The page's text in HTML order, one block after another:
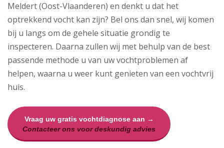
Meldert (Oost-Vlaanderen) en denkt u dat het
optrekkend vocht kan zijn? Bel ons dan snel, wij komen
bij u langs om de gehele situatie grondig te
inspecteren. Daarna zullen wij met behulp van de best
passende methode u van uw vochtproblemen af
helpen, waarna u weer kunt genieten van een vochtvrij
huis.
Vraag uw gratis vochtdiagnose aan →
Contacteer ons voor deskundig advies